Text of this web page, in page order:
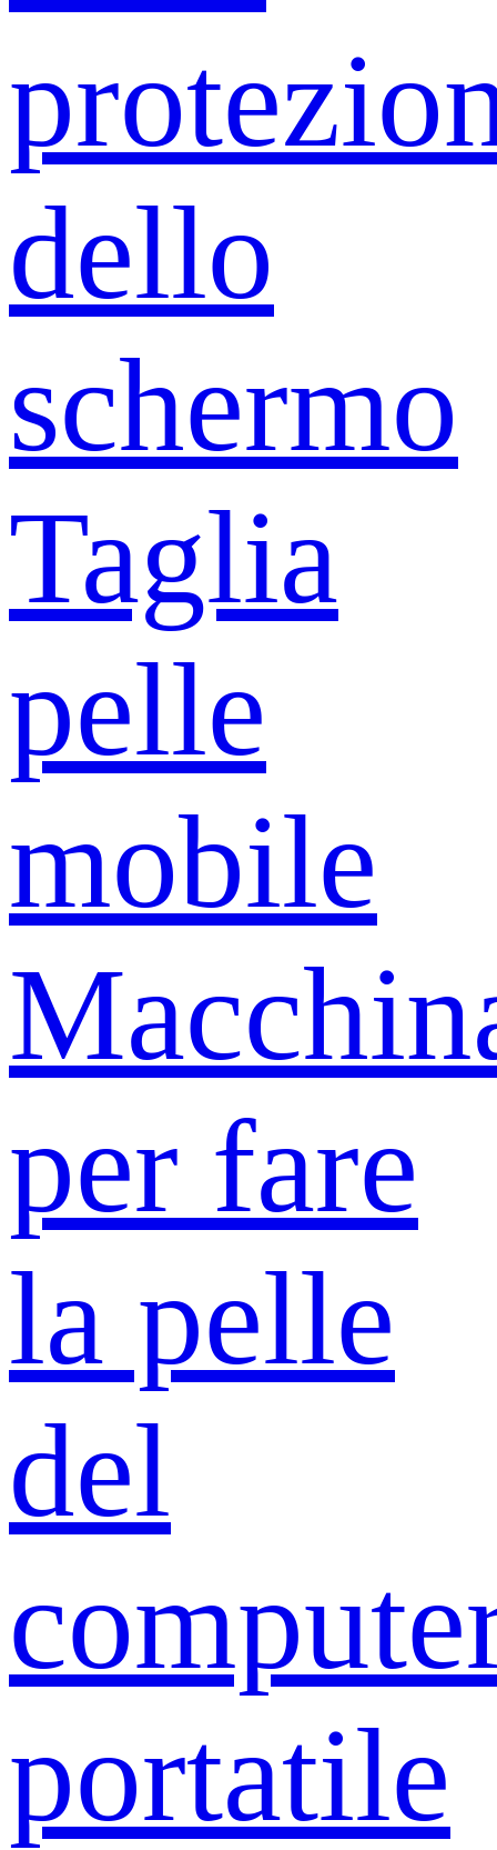
dello
schermo
Taglia
pelle
mobile
per fare
la pelle
del
portatile